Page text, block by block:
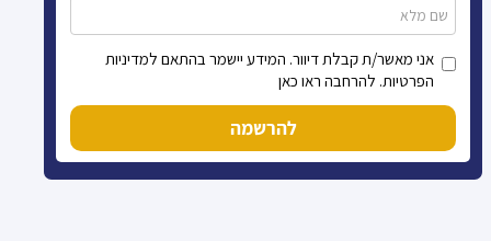
אני מאשר/ת קבלת דיוור. המידע יישמר בהתאם למדיניות
הפרטיות. להרחבה ראו כאן
להרשמה